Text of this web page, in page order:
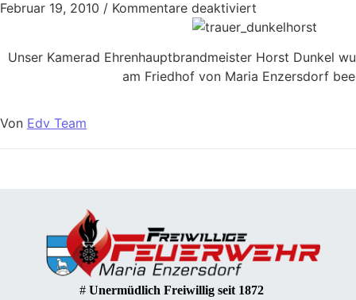
Februar 19, 2010 / Kommentare deaktiviert
Unser Kamerad Ehrenhauptbrandmeister Horst Dunkel
am Friedhof von Maria Enzersdorf
Von Edv Team
# Unermüdlich Freiwillig seit 1872